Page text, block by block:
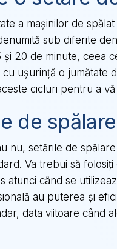
a mașinilor de
sub diferite
și 20 de minute, ceea
ușurință o jumătate
cicluri pentru a
de
nu, setările de
Va trebui să
atunci când se
au puterea și
data viitoare când